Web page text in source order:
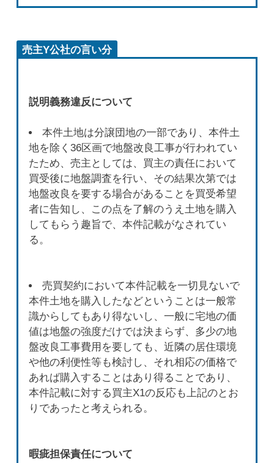
売主Y公社の言い分
説明義務違反について
本件土地は分譲団地の一部であり、本件土
地を除く36区画で地盤改良工事が行われてい
たため、売主としては、買主の責任において
買受後に地盤調査を行い、その結果次第では
地盤改良を要する場合があることを買受希望
者に告知し、この点を了解のうえ土地を購入
してもらう趣旨で、本件記載がなされてい
る。
売買契約において本件記載を一切見ないで
本件土地を購入したなどということは一般常
識からしてもあり得ないし、一般に宅地の価
値は地盤の強度だけでは決まらず、多少の地
盤改良工事費用を要しても、近隣の居住環境
や他の利便性等も検討し、それ相応の価格で
あれば購入することはあり得ることであり、
本件記載に対する買主X1の反応も上記のとお
りであったと考えられる。
暇疵担保責任について